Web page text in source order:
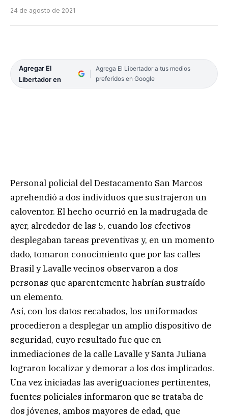
24 de agosto de 2021
Agregar El
Libertador en
Agrega El Libertador a tus medios
preferidos en Google
Personal policial del Destacamento San Marcos
aprehendió a dos individuos que sustrajeron un
caloventor. El hecho ocurrió en la madrugada de
ayer, alrededor de las 5, cuando los efectivos
desplegaban tareas preventivas y, en un momento
dado, tomaron conocimiento que por las calles
Brasil y Lavalle vecinos observaron a dos
personas que aparentemente habrían sustraído
un elemento.
Así, con los datos recabados, los uniformados
procedieron a desplegar un amplio dispositivo de
seguridad, cuyo resultado fue que en
inmediaciones de la calle Lavalle y Santa Juliana
lograron localizar y demorar a los dos implicados.
Una vez iniciadas las averiguaciones pertinentes,
fuentes policiales informaron que se trataba de
dos jóvenes, ambos mayores de edad, que